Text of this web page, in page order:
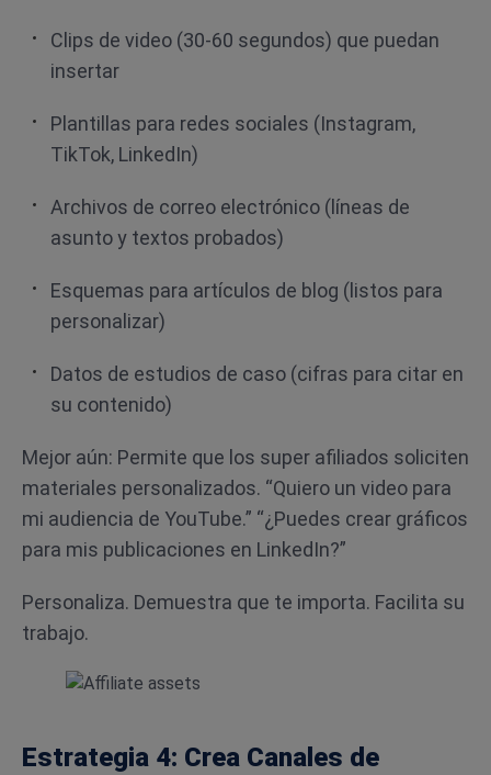
Clips de video (30-60 segundos) que puedan
insertar
Plantillas para redes sociales (Instagram,
TikTok, LinkedIn)
Archivos de correo electrónico (líneas de
asunto y textos probados)
Esquemas para artículos de blog (listos para
personalizar)
Datos de estudios de caso (cifras para citar en
su contenido)
Mejor aún: Permite que los super afiliados soliciten
materiales personalizados. “Quiero un video para
mi audiencia de YouTube.” “¿Puedes crear gráficos
para mis publicaciones en LinkedIn?”
Personaliza. Demuestra que te importa. Facilita su
trabajo.
Estrategia 4: Crea Canales de